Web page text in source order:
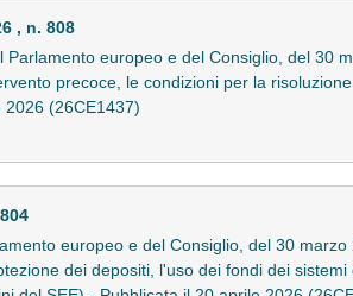
, n. 808
Parlamento europeo e del Consiglio, del 30
precoce, le condizioni per la
2026 (26CE1437)
europeo e del Consiglio, del 30
dei depositi, l'uso dei fondi dei